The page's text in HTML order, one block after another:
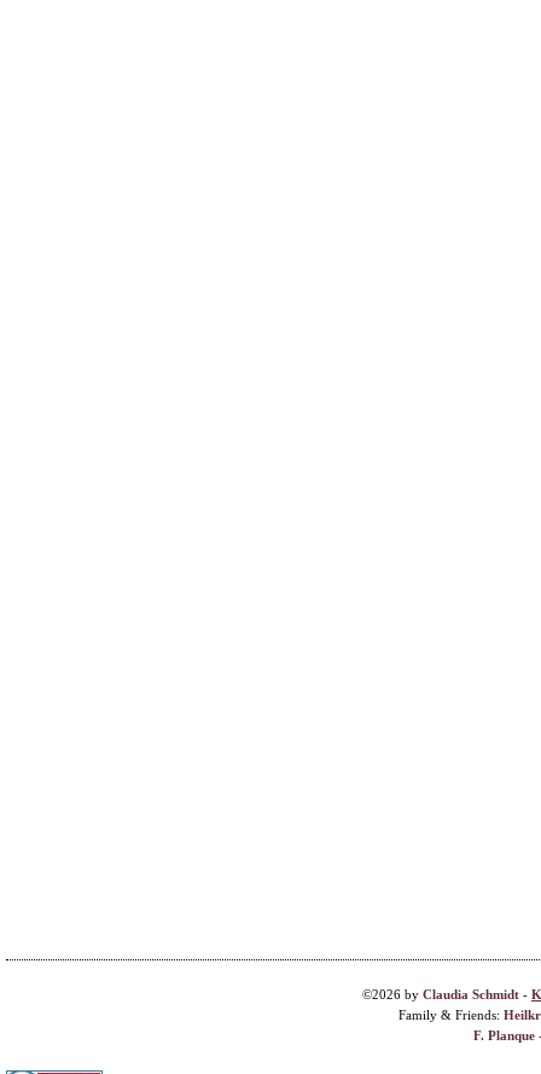
©2026 by Claudia Schmidt -
Family & Friends:
F. Planque